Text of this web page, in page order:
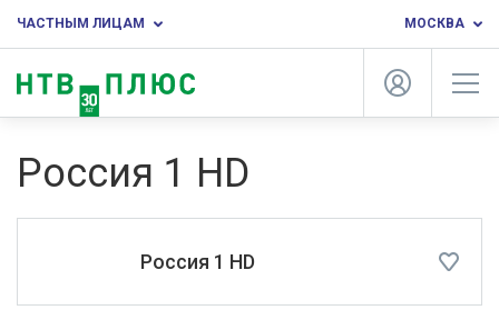
ЧАСТНЫМ ЛИЦАМ МОСКВА
Россия 1 HD
Россия 1 HD